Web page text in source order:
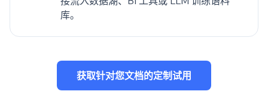
库。
获取针对您文档的定制试用